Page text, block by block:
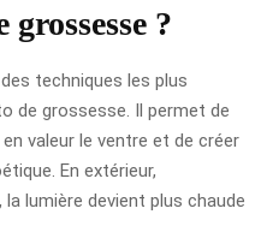
?
techniques les plus
de grossesse. Il permet de
valeur le ventre et de créer
En extérieur,
lumière devient plus chaude